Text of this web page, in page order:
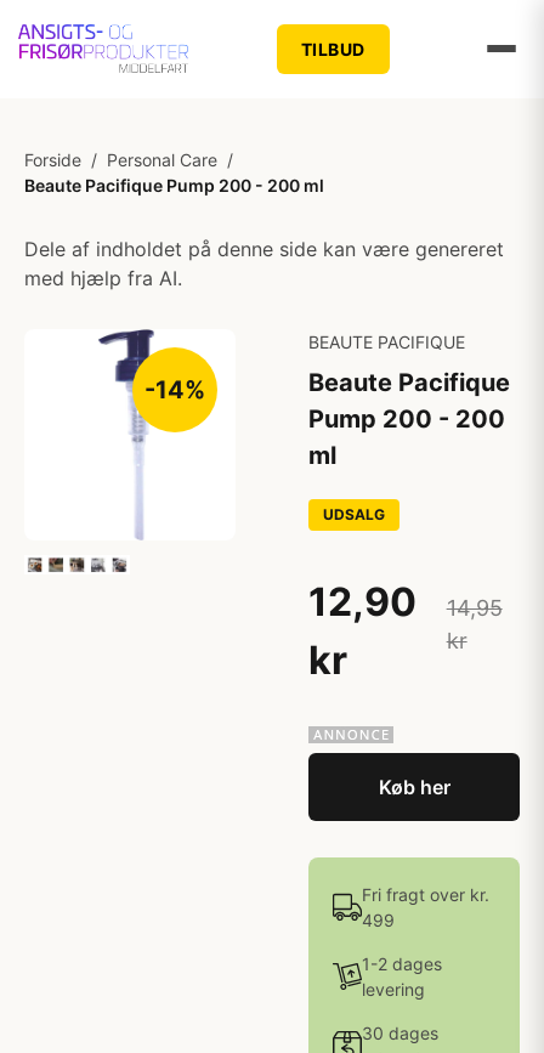
TILBUD
Forside / Personal Care /
Beaute Pacifique Pump 200 - 200 ml
Dele af indholdet på denne side kan være genereret
med hjælp fra AI.
-14%
BEAUTE PACIFIQUE
Beaute Pacifique
Pump 200 - 200
ml
UDSALG
12,90
kr
14,95
kr
Køb her
Fri fragt over kr.
499
1-2 dages
levering
30 dages